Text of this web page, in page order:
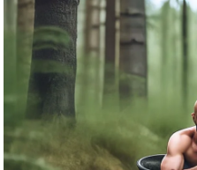
स्खे
न
स्थ
ल